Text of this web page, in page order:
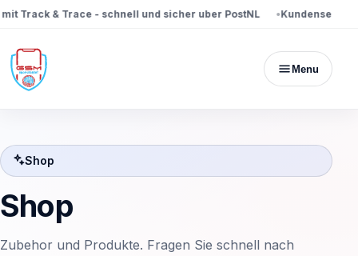
Track & Trace - schnell und sicher uber PostNL Kundenservice
Menu
Shop
Shop
Zubehor und Produkte. Fragen Sie schnell nach